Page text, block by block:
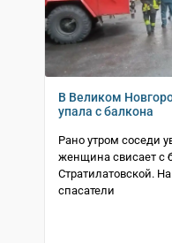
В Великом
упала с балкона
Рано утром соседи
женщина свисает с
Стратилатовской.
спасатели